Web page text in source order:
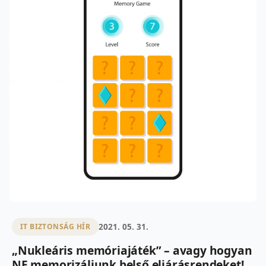
IT BIZTONSÁG HÍR 2021. 05. 31.
„Nukleáris memóriajáték” – avagy hogyan